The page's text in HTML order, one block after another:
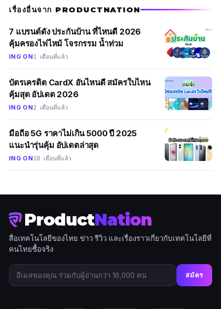
เรื่องอื่นจาก PRODUCTNATION
7 แบรนด์ดัง ประกันบ้าน ที่ไหนดี 2026
คุ้มครองไฟไหม้ โจรกรรม น้ำท่วม
ING ON1 เดือนที่แล้ว
บัตรเครดิต CardX อันไหนดี สมัครใบไหน
คุ้มสุด อัปเดต 2026
ING ON2 เดือนที่แล้ว
มือถือ 5G ราคาไม่เกิน 5000 ปี 2025
แนะนำรุ่นคุ้ม อัปเดตล่าสุด
ING ON10 เดือนที่แล้ว
ProductNation
สื่อเทคโนโลยีของไทย ข่าว รีวิว และเรื่องราวเกี่ยวกับเทคโนโลยีที่
คนไทยซื้อจริง
สมัคร